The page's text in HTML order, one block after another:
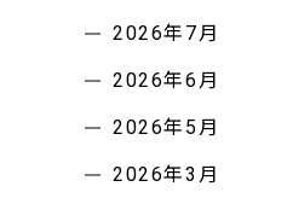
2026年7月
2026年6月
2026年5月
2026年3月